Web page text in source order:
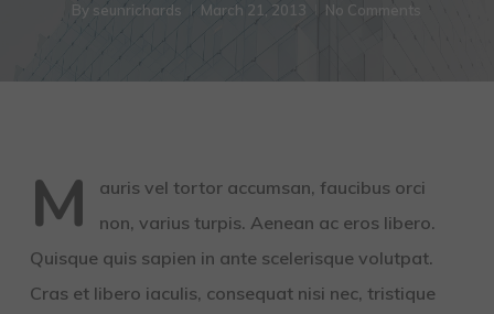
By seunrichards March 21, 2013 No Comments
M
auris vel tortor accumsan, faucibus orci
non, varius turpis. Aenean ac eros libero.
Quisque quis sapien in ante scelerisque volutpat.
Cras et libero iaculis, consequat nisi nec, tristique